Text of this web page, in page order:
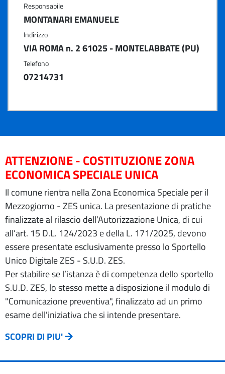
Responsabile
MONTANARI EMANUELE
Indirizzo
VIA ROMA n. 2 61025 - MONTELABBATE (PU)
Telefono
07214731
ATTENZIONE - COSTITUZIONE ZONA
ECONOMICA SPECIALE UNICA
Il comune rientra nella Zona Economica Speciale per il
Mezzogiorno - ZES unica. La presentazione di pratiche
finalizzate al rilascio dell’Autorizzazione Unica, di cui
all’art. 15 D.L. 124/2023 e della L. 171/2025, devono
essere presentate esclusivamente presso lo Sportello
Unico Digitale ZES - S.U.D. ZES.
Per stabilire se l’istanza è di competenza dello sportello
S.U.D. ZES, lo stesso mette a disposizione il modulo di
"Comunicazione preventiva", finalizzato ad un primo
esame dell'iniziativa che si intende presentare.
SCOPRI DI PIU'